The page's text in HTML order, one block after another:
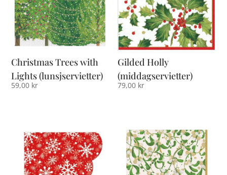
Christmas Trees with
Lights (lunsjservietter)
59,00 kr
Gilded Holly
(middagservietter)
79,00 kr